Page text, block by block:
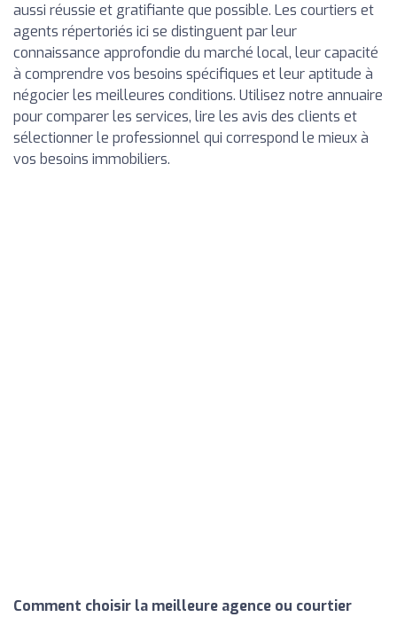
aussi réussie et gratifiante que possible. Les courtiers et
agents répertoriés ici se distinguent par leur
connaissance approfondie du marché local, leur capacité
à comprendre vos besoins spécifiques et leur aptitude à
négocier les meilleures conditions. Utilisez notre annuaire
pour comparer les services, lire les avis des clients et
sélectionner le professionnel qui correspond le mieux à
vos besoins immobiliers.
Comment choisir la meilleure agence ou courtier